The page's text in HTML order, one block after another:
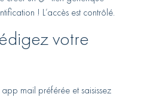
! L’accès est contrôlé.
votre
app mail préférée et saisissez